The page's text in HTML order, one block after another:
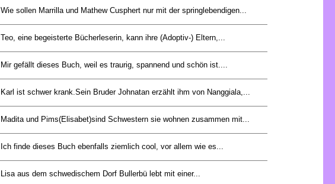
Wie sollen Marrilla und Mathew Cusphert nur mit der springlebendigen...
Teo, eine begeisterte Bücherleserin, kann ihre (Adoptiv-) Eltern,...
Mir gefällt dieses Buch, weil es traurig, spannend und schön ist....
Karl ist schwer krank.Sein Bruder Johnatan erzählt ihm von Nanggiala,...
Madita und Pims(Elisabet)sind Schwestern sie wohnen zusammen mit...
Ich finde dieses Buch ebenfalls ziemlich cool, vor allem wie es...
Lisa aus dem schwedischem Dorf Bullerbü lebt mit einer...